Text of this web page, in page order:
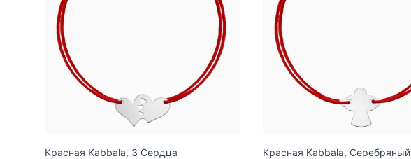
Красная Kabbala, 3 Сердца
Красная Kabbala, Серебряный